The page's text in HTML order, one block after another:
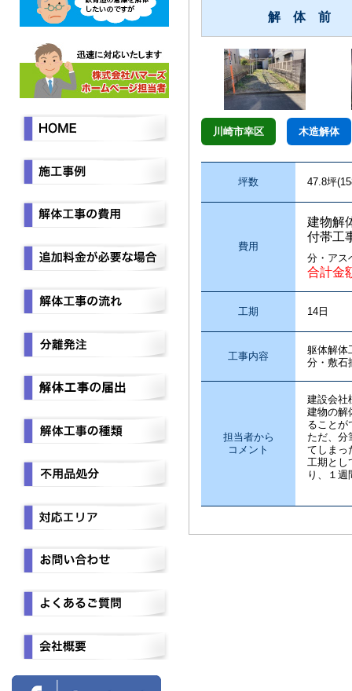
解 体 前
川崎市幸区 木造解体
坪数 47.8坪
費用
建物解
付帯工
分・アス
合計金
工期 14日
工事内容
躯体解
分・敷石
担当者から
コメント
建設会社
建物の解
ることが
ただ、分
てしまっ
工期とし
り、１